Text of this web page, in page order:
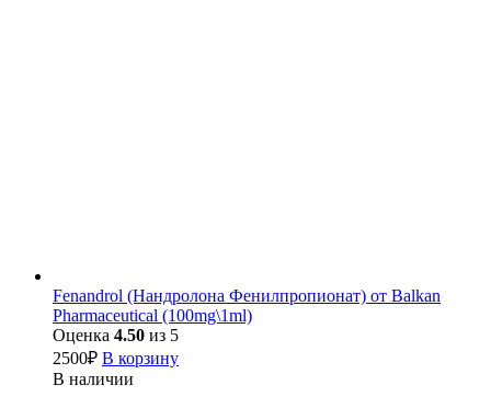
Fenandrol (Нандролона Фенилпропионат) от Balkan
Pharmaceutical (100mg\1ml)
Оценка 4.50 из 5
2500₽ В корзину
В наличии